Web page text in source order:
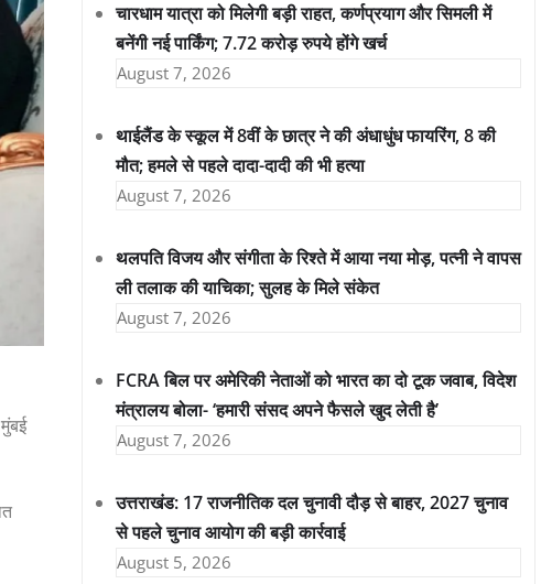
चारधाम यात्रा को मिलेगी बड़ी राहत, कर्णप्रयाग और सिमली में
बनेंगी नई पार्किंग; 7.72 करोड़ रुपये होंगे खर्च
August 7, 2026
थाईलैंड के स्कूल में 8वीं के छात्र ने की अंधाधुंध फायरिंग, 8 की
मौत; हमले से पहले दादा-दादी की भी हत्या
August 7, 2026
थलपति विजय और संगीता के रिश्ते में आया नया मोड़, पत्नी ने वापस
ली तलाक की याचिका; सुलह के मिले संकेत
August 7, 2026
FCRA बिल पर अमेरिकी नेताओं को भारत का दो टूक जवाब, विदेश
मंत्रालय बोला- ‘हमारी संसद अपने फैसले खुद लेती है’
August 7, 2026
उत्तराखंड: 17 राजनीतिक दल चुनावी दौड़ से बाहर, 2027 चुनाव
से पहले चुनाव आयोग की बड़ी कार्रवाई
August 5, 2026